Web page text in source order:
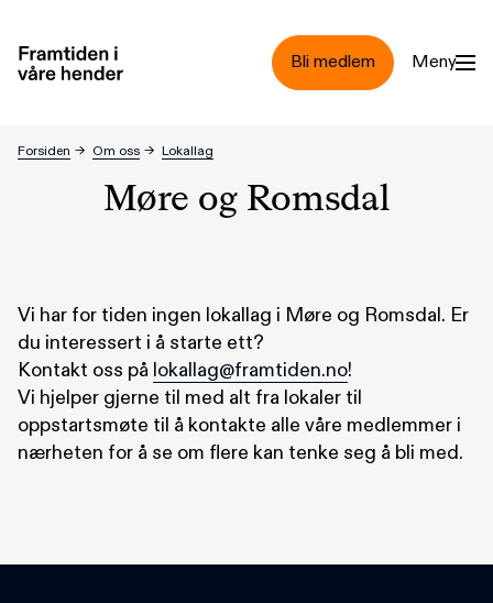
Bli medlem Meny
Forsiden → Om oss → Lokallag
Møre og Romsdal
Møre og Romsdal
Vi har for tiden ingen lokallag i Møre og Romsdal. Er
du interessert i å starte ett?
Kontakt oss på lokallag@framtiden.no!
Vi hjelper gjerne til med alt fra lokaler til
oppstartsmøte til å kontakte alle våre medlemmer i
nærheten for å se om flere kan tenke seg å bli med.